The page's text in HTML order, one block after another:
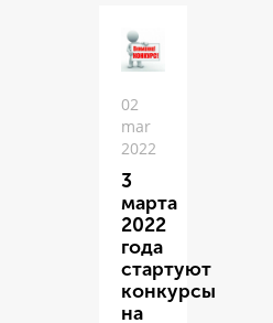
02
mar
2022
3
марта
2022
года
стартуют
конкурсы
на